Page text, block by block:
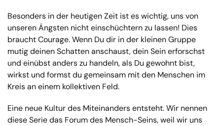
Besonders in der heutigen Zeit ist es wichtig, uns von
unseren Ängsten nicht einschüchtern zu lassen! Dies
braucht Courage. Wenn Du dir in der kleinen Gruppe
mutig deinen Schatten anschaust, dein Sein erforschst
und einübst anders zu handeln, als Du gewohnt bist,
wirkst und formst du gemeinsam mit den Menschen im
Kreis an einem kollektiven Feld.
Eine neue Kultur des Miteinanders entsteht. Wir nennen
diese Serie das Forum des Mensch-Seins, weil wir uns